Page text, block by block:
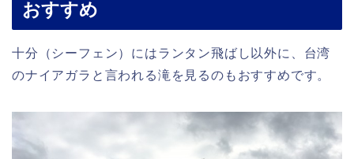
おすすめ
十分（シーフェン）にはランタン飛ばし以外に、台湾
のナイアガラと言われる滝を見るのもおすすめです。